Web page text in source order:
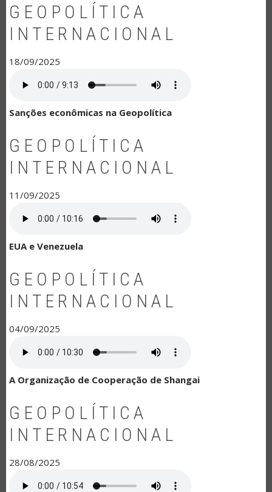
GEOPOLÍTICA
INTERNACIONAL
18/09/2025
Sanções econômicas na Geopolítica
GEOPOLÍTICA
INTERNACIONAL
11/09/2025
EUA e Venezuela
GEOPOLÍTICA
INTERNACIONAL
04/09/2025
A Organização de Cooperação de Shangai
GEOPOLÍTICA
INTERNACIONAL
28/08/2025